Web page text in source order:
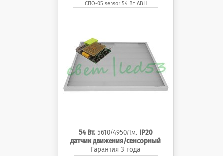
СПО-05 sensor 54 Вт АВН
54 Вт.5610/4950Лм. IP20
датчик движения/сенсорный
Гарантия 3 года